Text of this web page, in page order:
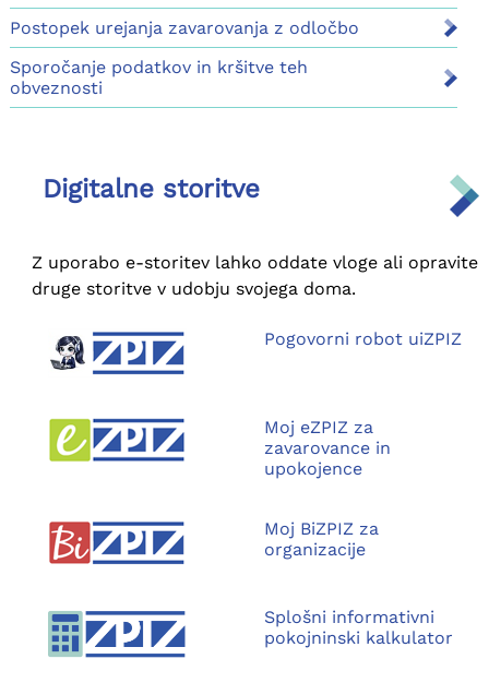
Postopek urejanja zavarovanja z odločbo
Sporočanje podatkov in kršitve teh
obveznosti
Digitalne storitve
Z uporabo e-storitev lahko oddate vloge ali opravite
druge storitve v udobju svojega doma.
Pogovorni robot uiZPIZ
Moj eZPIZ za
zavarovance in
upokojence
Moj BiZPIZ za
organizacije
Splošni informativni
pokojninski kalkulator